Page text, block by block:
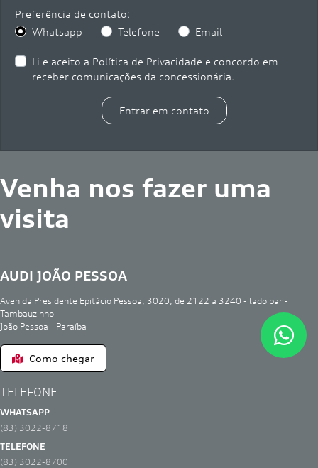
Preferência de contato:
Whatsapp
Telefone Email
Li e aceito a Política de Privacidade e concordo em
receber comunicações da concessionária.
Entrar em contato
Venha nos fazer uma
visita
AUDI JOÃO PESSOA
Avenida Presidente Epitácio Pessoa, 3020, de 2122 a 3240 - lado par -
Tambauzinho
João Pessoa - Paraíba
Como chegar
WHATSAPP
(83) 3022-8718
TELEFONE
(83) 3022-8700